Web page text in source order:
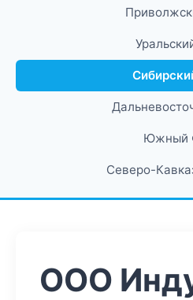
Южный
Северо-
ООО